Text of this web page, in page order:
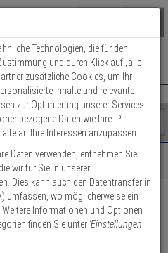
schließen
IM WARENKORB
Warenkorb ist momentan leer.
()
Fertig
8:00 - 16:30 | Fr.: 8:00 - 14:00 Uhr
nutzen
40
Technologien, die für den
und durch Klick auf „alle
zusätzliche Cookies, um Ihr
Inhalte und relevante
zur Optimierung unserer Services
Daten wie Ihre IP-
an Ihre Interessen anzupassen.
Daten verwenden, entnehmen Sie
wir für Sie in unserer
Dies kann auch den Datentransfer in
umfassen, wo möglicherweise ein
Informationen und Optionen
finden Sie unter 'Einstellungen